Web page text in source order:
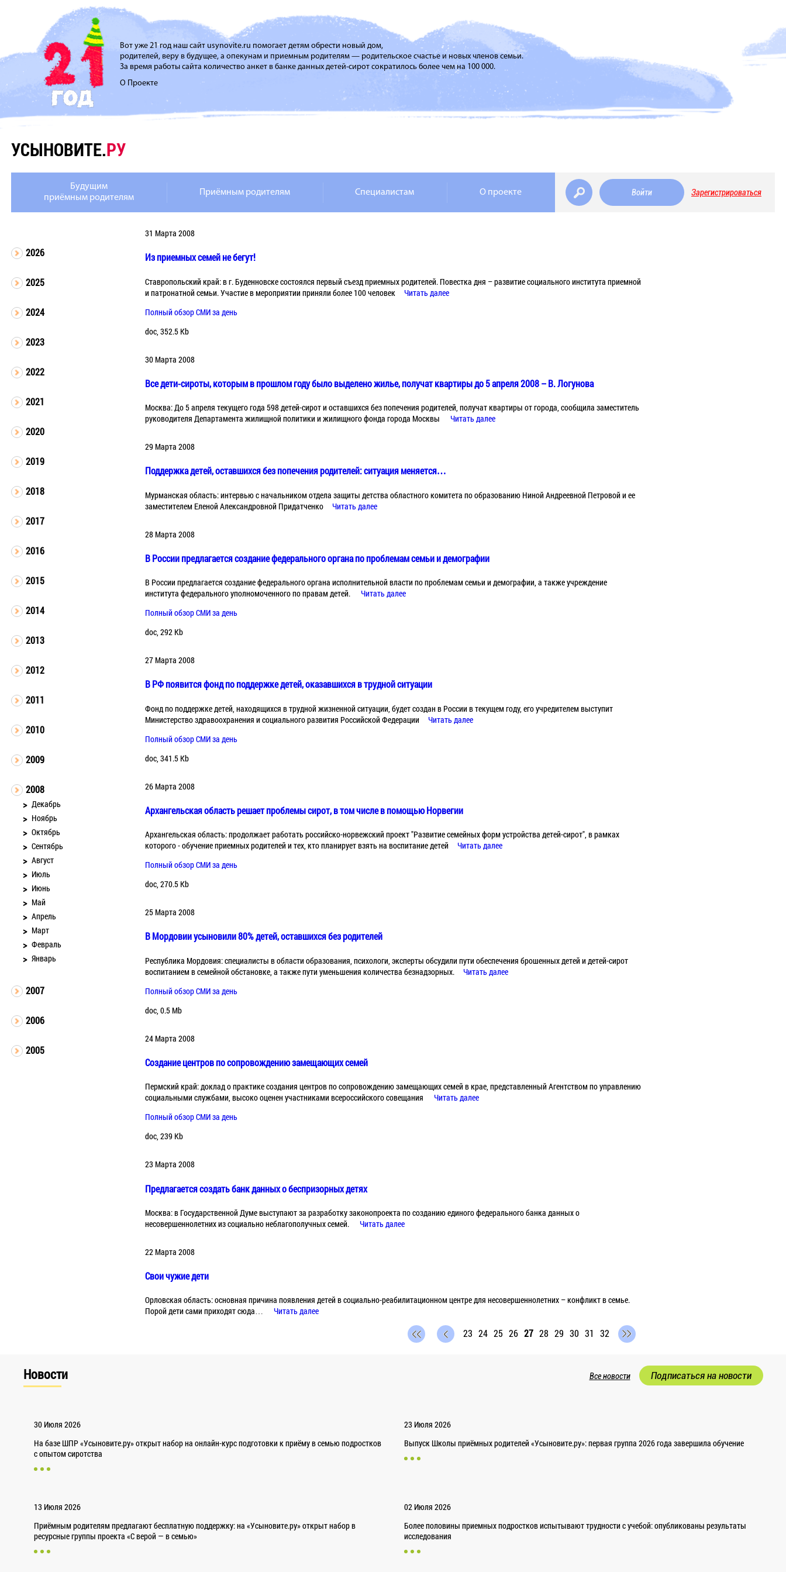
Вот уже 21 год наш сайт usynovite.ru помогает детям обрести новый дом,
родителей, веру в будущее, а опекунам и приемным родителям — родительское счастье и новых членов семьи.
За время работы сайта количество анкет в банке данных детей-сирот сократилось более чем на 100 000.
О Проекте
УСЫНОВИТЕ.РУ
Будущим
приёмным родителям
Приёмным родителям Специалистам О проекте Войти Зарегистрироваться
2026
2025
2024
2023
2022
2021
2020
2019
2018
2017
2016
2015
2014
2013
2012
2011
2010
2009
2008
Декабрь
Ноябрь
Октябрь
Сентябрь
Август
Июль
Июнь
Май
Апрель
Март
Февраль
Январь
2007
2006
2005
31 Марта 2008
Из приемных семей не бегут!
Ставропольский край: в г. Буденновске состоялся первый съезд приемных родителей. Повестка дня – развитие социального института приемной
и патронатной семьи. Участие в мероприятии приняли более 100 человек
Читать далее
Полный обзор СМИ за день
doc, 352.5 Kb
30 Марта 2008
Все дети-сироты, которым в прошлом году было выделено жилье, получат квартиры до 5 апреля 2008 – В. Логунова
Москва: До 5 апреля текущего года 598 детей-сирот и оставшихся без попечения родителей, получат квартиры от города, сообщила заместитель
руководителя Департамента жилищной политики и жилищного фонда города Москвы
Читать далее
29 Марта 2008
Поддержка детей, оставшихся без попечения родителей: ситуация меняется…
Мурманская область: интервью с начальником отдела защиты детства областного комитета по образованию Ниной Андреевной Петровой и ее
заместителем Еленой Александровной Придатченко
Читать далее
28 Марта 2008
В России предлагается создание федерального органа по проблемам семьи и демографии
В России предлагается создание федерального органа исполнительной власти по проблемам семьи и демографии, а также учреждение
института федерального уполномоченного по правам детей.
Читать далее
Полный обзор СМИ за день
doc, 292 Kb
27 Марта 2008
В РФ появится фонд по поддержке детей, оказавшихся в трудной ситуации
Фонд по поддержке детей, находящихся в трудной жизненной ситуации, будет создан в России в текущем году, его учредителем выступит
Министерство здравоохранения и социального развития Российской Федерации
Читать далее
Полный обзор СМИ за день
doc, 341.5 Kb
26 Марта 2008
Архангельская область решает проблемы сирот, в том числе в помощью Норвегии
Архангельская область: продолжает работать российско-норвежский проект "Развитие семейных форм устройства детей-сирот", в рамках
которого - обучение приемных родителей и тех, кто планирует взять на воспитание детей
Читать далее
Полный обзор СМИ за день
doc, 270.5 Kb
25 Марта 2008
B Мордовии усыновили 80% детей, оставшихся без родителей
Республика Мордовия: специалисты в области образования, психологи, эксперты обсудили пути обеспечения брошенных детей и детей-сирот
воспитанием в семейной обстановке, а также пути уменьшения количества безнадзорных.
Читать далее
Полный обзор СМИ за день
doc, 0.5 Mb
24 Марта 2008
Cозданиe центров по сопровождению замещающих семей
Пермский край: доклад о практике создания центров по сопровождению замещающих семей в крае, представленный Агентством по управлению
социальными службами, высоко оценен участниками всероссийского совещания
Читать далее
Полный обзор СМИ за день
doc, 239 Kb
23 Марта 2008
Предлагается создать банк данных о беспризорных детях
Москва: в Государственной Думе выступают за разработку законопроекта по созданию единого федерального банка данных о
несовершеннолетних из социально неблагополучных семей.
Читать далее
22 Марта 2008
Свои чужие дети
Орловская область: основная причина появления детей в социально-реабилитационном центре для несовершеннолетних – конфликт в семье.
Порой дети сами приходят сюда…
Читать далее
23 24 25 26 27 28 29 30 31 32
Новости Все новости Подписаться на новости
30 Июля 2026
На базе ШПР «Усыновите.ру» открыт набор на онлайн-курс подготовки к приёму в семью подростков
с опытом сиротства
23 Июля 2026
Выпуск Школы приёмных родителей «Усыновите.ру»: первая группа 2026 года завершила обучение
13 Июля 2026
Приёмным родителям предлагают бесплатную поддержку: на «Усыновите.ру» открыт набор в
ресурсные группы проекта «С верой — в семью»
02 Июля 2026
Более половины приемных подростков испытывают трудности с учебой: опубликованы результаты
исследования